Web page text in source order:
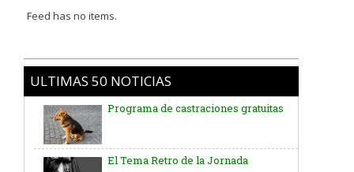
Feed has no items.
ULTIMAS 50 NOTICIAS
Programa de castraciones gratuitas
El Tema Retro de la Jornada